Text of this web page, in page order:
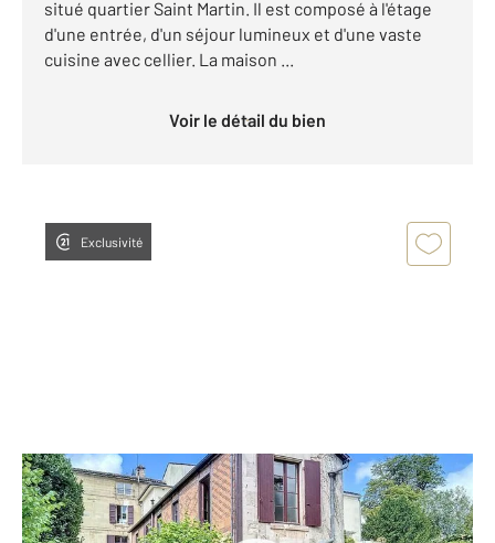
situé quartier Saint Martin. Il est composé à l'étage
d'une entrée, d'un séjour lumineux et d'une vaste
cuisine avec cellier. La maison ...
Voir le détail du bien
Exclusivité
COGNAC 16
325 m2, 6 pièces
Ref : 2767